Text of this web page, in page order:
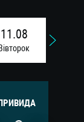
11.08
Вiвторок